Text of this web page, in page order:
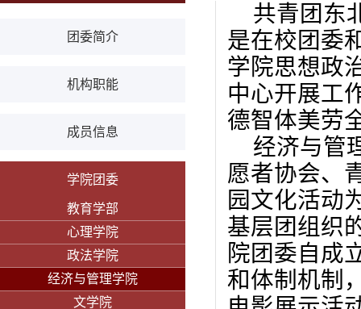
团委简介
机构职能
成员信息
学院团委
教育学部
心理学院
政法学院
经济与管理学院
文学院
共青团东
是在校团委
学院思想政
中心开展工
德智体美劳
经济与管
愿者协会、
园文化活动
基层团组织
院团委自成
和体制机制